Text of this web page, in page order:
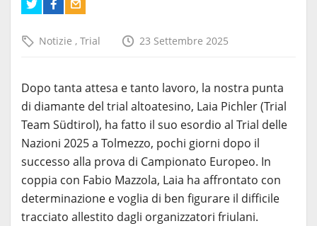
Notizie , Trial 23 Settembre 2025
Dopo tanta attesa e tanto lavoro, la nostra punta
di diamante del trial altoatesino, Laia Pichler (Trial
Team Südtirol), ha fatto il suo esordio al Trial delle
Nazioni 2025 a Tolmezzo, pochi giorni dopo il
successo alla prova di Campionato Europeo. In
coppia con Fabio Mazzola, Laia ha affrontato con
determinazione e voglia di ben figurare il difficile
tracciato allestito dagli organizzatori friulani.